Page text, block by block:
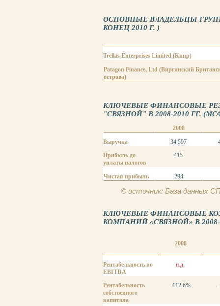
ОСНОВНЫЕ ВЛАДЕЛЬЦЫ
КОНЕЦ 2010 Г. )
Trellas Enterprises Limited (Кипр)
Patagon Finance, Ltd (Виргинский
острова)
КЛЮЧЕВЫЕ ФИНАНСОВЫЕ
"СВЯЗНОЙ" В 2008-2010 ГГ.
2008
Выручка
34 597
Прибыль до
уплаты налогов
415
Чистая прибыль 294
© источник: База данных
КЛЮЧЕВЫЕ ФИНАНСОВЫЕ
КОМПАНИЙ «СВЯЗНОЙ» В 2008-
2008
Рентабельность по
EBITDA
н.д.
Рентабельность
собственного
капитала
-112,6%